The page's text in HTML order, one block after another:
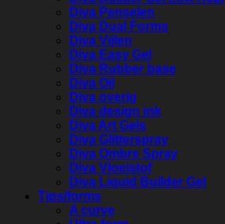
Diva Penselen
Diva Dual Forms
Diva Vijlen
Diva Easy Gel
Diva Rubber base
Diva Oil
Diva overig
Diva design ink
Diva Art Gels
Diva Glitterspray
Diva Ombre Spray
Diva Vloeistof
Diva Liquid Builder Gel
Tips/forms
A curve